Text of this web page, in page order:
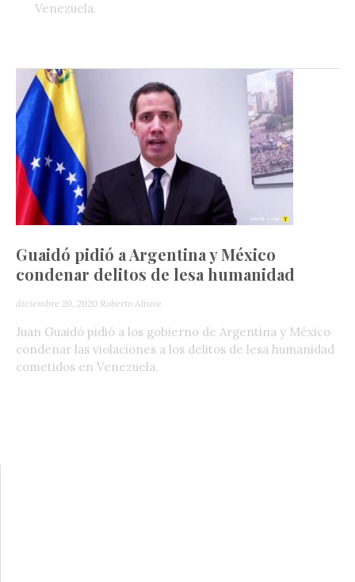
Venezuela.
Guaidó pidió a Argentina y México
condenar delitos de lesa humanidad
diciembre 20, 2020 Roberto Altuve
Juan Guaidó pidió a los gobierno de Argentina y México
condenar las violaciones a los delitos de lesa humanidad
cometidos en Venezuela.